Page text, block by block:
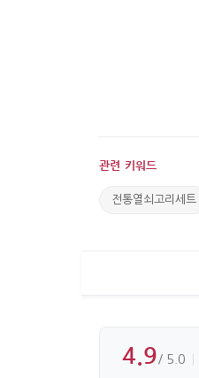
관련 키워드
전통열쇠고리세트
4.9 / 5.0